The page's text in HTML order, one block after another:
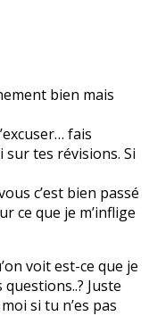
bien mais
fais
tes révisions. Si
c’est bien passé
ce que je m’inflige
voit est-ce que je
Juste
si tu n’es pas